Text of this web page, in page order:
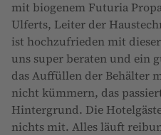
mit biogenem Futuria
Ulferts, Leiter der
ist hochzufrieden mit
uns super beraten und ein
das Auffüllen der Behälter
nicht kümmern, das
Hintergrund. Die
nichts mit. Alles läuft